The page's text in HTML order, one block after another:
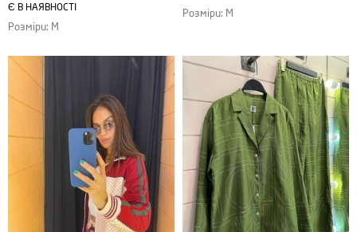
Є В НАЯВНОСТІ
Розміри: M
Розміри: M